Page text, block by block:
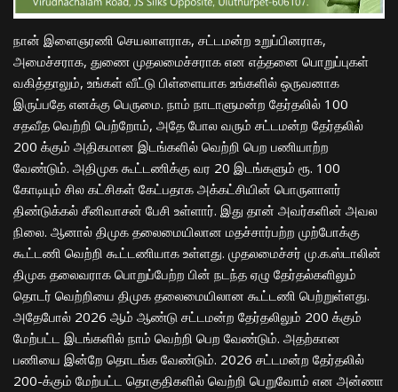
நான் இளைஞரணி செயலாளராக, சட்டமன்ற உறுப்பினராக,
அமைச்சராக, துணை முதலமைச்சராக என எத்தனை பொறுப்புகள்
வகித்தாலும், உங்கள் வீட்டு பிள்ளையாக உங்களில் ஒருவனாக
இருப்பதே எனக்கு பெருமை. நாம் நாடாளுமன்ற தேர்தலில் 100
சதவீத வெற்றி பெற்றோம், அதே போல வரும் சட்டமன்ற தேர்தலில்
200 க்கும் அதிகமான இடங்களில் வெற்றி பெற பணியாற்ற
வேண்டும். அதிமுக கூட்டணிக்கு வர 20 இடங்களும் ரூ. 100
கோடியும் சில கட்சிகள் கேட்பதாக அக்கட்சியின் பொருளாளர்
திண்டுக்கல் சீனிவாசன் பேசி உள்ளார். இது தான் அவர்களின் அவல
நிலை. ஆனால் திமுக தலைமையிலான மதச்சார்பற்ற முற்போக்கு
கூட்டணி வெற்றி கூட்டணியாக உள்ளது. முதலமைச்சர் மு.க.ஸ்டாலின்
திமுக தலைவராக பொறுப்பேற்ற பின் நடந்த ஏழு தேர்தல்களிலும்
தொடர் வெற்றியை திமுக தலைமையிலான கூட்டணி பெற்றுள்ளது.
அதேபோல் 2026 ஆம் ஆண்டு சட்டமன்ற தேர்தலிலும் 200 க்கும்
மேற்பட்ட இடங்களில் நாம் வெற்றி பெற வேண்டும். அதற்கான
பணியை இன்றே தொடங்க வேண்டும். 2026 சட்டமன்ற தேர்தலில்
200-க்கும் மேற்பட்ட தொகுதிகளில் வெற்றி பெறுவோம் என அன்ணா